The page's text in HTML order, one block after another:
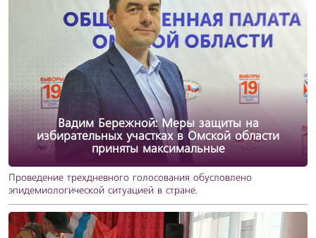
Вадим Бережной: Меры защиты на
избирательных участках в Омской области
приняты максимальные
Проведение трехдневного голосования обусловлено
эпидемиологической ситуацией в стране.